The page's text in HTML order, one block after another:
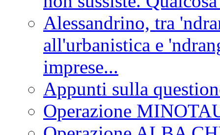
Alessandrino, tra
all'urbanistica e
imprese...
Appunti sulla
Operazione